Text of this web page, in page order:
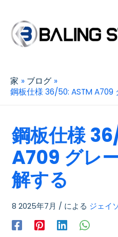
家
ブログ
鋼板仕様 36/50: ASTM A709
鋼板仕様
A709 グレ
解する
8 2025年7月 / による ジェイ